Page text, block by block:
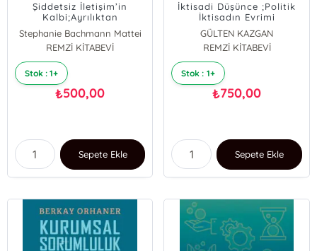
Şiddetsiz İletişim’in
Kalbi;Ayrılıktan
Bağlantıya Geçmenin 25
Anahtarı
Stephanie Bachmann Mattei
Kristin Collier
REMZİ KİTABEVİ
Stok : 1+
₺500,00
Sepete Ekle
İktisadi Düşünce ;Politik
İktisadın Evrimi
GÜLTEN KAZGAN
REMZİ KİTABEVİ
Stok : 1+
₺750,00
Sepete Ekle